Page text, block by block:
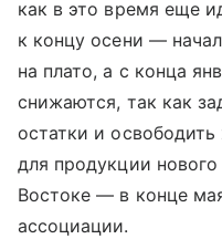
как в это время еще
к концу осени —
на плато, а с конца
снижаются, так как
остатки и
для продукции
Востоке — в конце
ассоциации.